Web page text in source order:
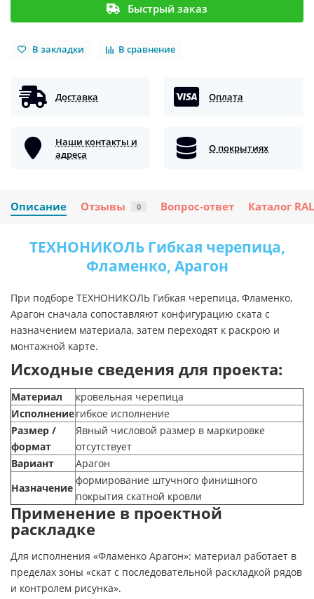
Быстрый заказ
В закладки В сравнение
Доставка Оплата
Наши контакты и
адреса
О покрытиях
Описание Отзывы 0 Вопрос-ответ Каталог RAL
ТЕХНОНИКОЛЬ Гибкая черепица,
Фламенко, Арагон
При подборе ТЕХНОНИКОЛЬ Гибкая черепица, Фламенко,
Арагон сначала сопоставляют конфигурацию ската с
назначением материала, затем переходят к раскрою и
монтажной карте.
Исходные сведения для проекта:
Материал
кровельная черепица
Исполнениегибкое исполнение
Размер /
формат
Явный числовой размер в маркировке
отсутствует
Вариант
Арагон
Назначение
формирование штучного финишного
покрытия скатной кровли
Применение в проектной
раскладке
Для исполнения «Фламенко Арагон»: материал работает в
пределах зоны «скат с последовательной раскладкой рядов
и контролем рисунка».